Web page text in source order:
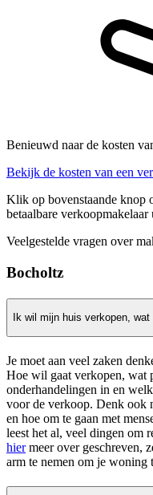
Benieuwd naar de kosten
Bekijk de kosten van een
Klik op bovenstaande knop
betaalbare
Veelgestelde vragen over
Bocholtz
Ik wil mijn huis verkopen, wat
Je moet aan veel zaken
Hoe wil gaat verkopen, wat
onderhandelingen in en
voor de verkoop. Denk ook
en hoe om te gaan met
leest het al, veel dingen om
hiermeer over geschreven,
arm te nemen om je woning